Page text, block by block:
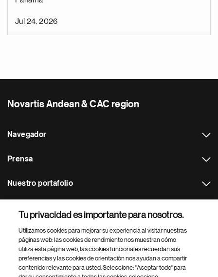
Jul 24, 2026
Novartis Andean & CAC region
Navegador
Prensa
Nuestro portafolio
Footer Site Search
Tu privacidad es importante para nosotros.
Utilizamos cookies para mejorar su experiencia al visitar nuestras
páginas web: las cookies de rendimiento nos muestran cómo
utiliza esta página web, las cookies funcionales recuerdan sus
preferencias y las cookies de orientación nos ayudan a compartir
contenido relevante para usted. Seleccione: "Aceptar todo" para